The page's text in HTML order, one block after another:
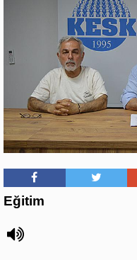
Eğitim